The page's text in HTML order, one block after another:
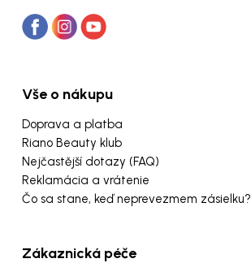
Vše o nákupu
Doprava a platba
Riano Beauty klub
Nejčastější dotazy (FAQ)
Reklamácia a vrátenie
Čo sa stane, keď neprevezmem zásielku?
Zákaznická péče